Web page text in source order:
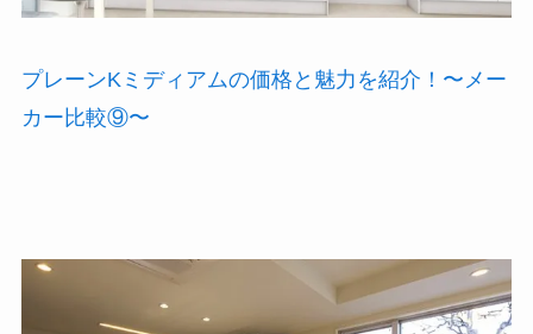
プレーンKミディアムの価格と魅力を紹介！〜メー
カー比較⑨〜